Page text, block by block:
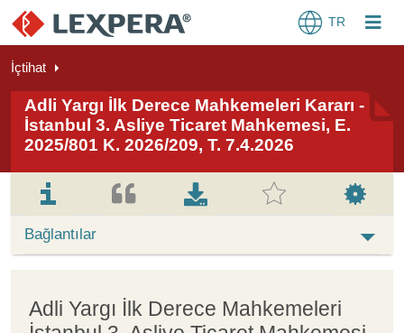
TR
İçtihat
Adli Yargı İlk Derece Mahkemeleri Kararı -
İstanbul 3. Asliye Ticaret Mahkemesi, E.
2025/801 K. 2026/209, T. 7.4.2026
Bağlantılar
Adli Yargı İlk Derece Mahkemeleri